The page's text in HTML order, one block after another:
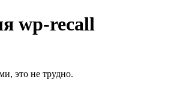
wp-recall
это не трудно.